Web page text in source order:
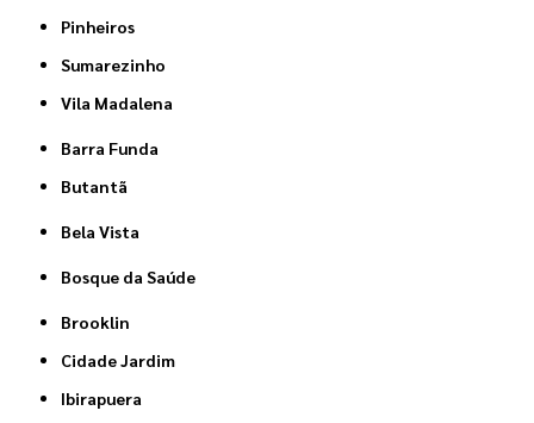
Pinheiros
Sumarezinho
Vila Madalena
Barra Funda
Butantã
Bela Vista
Bosque da Saúde
Brooklin
Cidade Jardim
Ibirapuera